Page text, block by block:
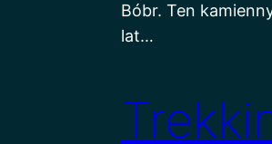
Bóbr. Ten
lat…